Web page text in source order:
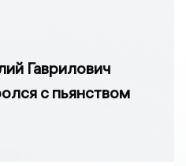
Гаврилович
с пьянством